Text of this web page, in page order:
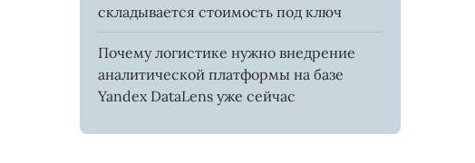
складывается стоимость под ключ
Почему логистике нужно внедрение
аналитической платформы на базе
Yandex DataLens уже сейчас